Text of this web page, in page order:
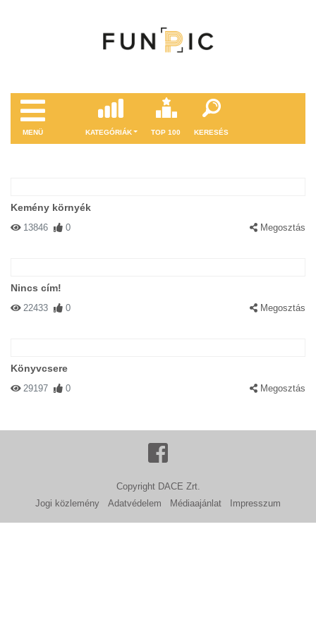
MENÜ KATEGÓRIÁK TOP 100 KERESÉS
Kemény környék
13846 0 Megosztás
Nincs cím!
22433 0 Megosztás
Könyvcsere
29197 0 Megosztás
Copyright DACE Zrt.
Jogi közlemény
Adatvédelem Médiaajánlat Impresszum